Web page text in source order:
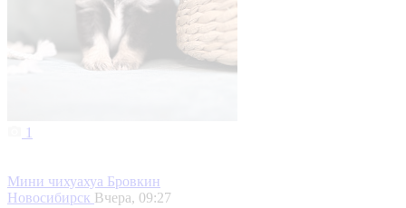
1
Мини чихуахуа Бровкин
Новосибирск Вчера, 09:27